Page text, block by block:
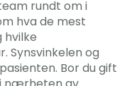
rundt om i
hva de mest
hvilke
Synsvinkelen og
Bor du gift